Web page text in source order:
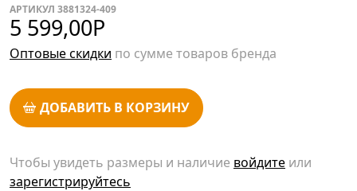
АРТИКУЛ 3881324-409
5 599,00Р
Оптовые скидки по сумме товаров бренда
ДОБАВИТЬ В КОРЗИНУ
Чтобы увидеть размеры и наличие войдите или
зарегистрируйтесь